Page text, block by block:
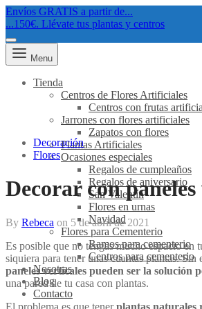
Envíos GRATIS a partir de...
...150€. Llévate tus plantas y centros
Menu
Tienda
Centros de Flores Artificiales
Centros con frutas
Jarrones con flores artificiales
Zapatos con flores
Plantas Artificiales
Ocasiones especiales
Regalos de cumpleaños
Regalos de aniversario
San Valentín
Flores en urnas
Navidad
Flores para Cementerio
Ramos para cementerio
Centros para cementerio
Nosotras
Blog
Contacto
Decoración
Flores
Decorar con
By Rebeca on 5 de abril de 2021
Es posible que no tengas mucho espacio en
siquiera para tener unas cuantas plantas.
paneles verticales pueden ser la solución
una pared de tu casa con plantas.
El problema es que tenerplantas naturales